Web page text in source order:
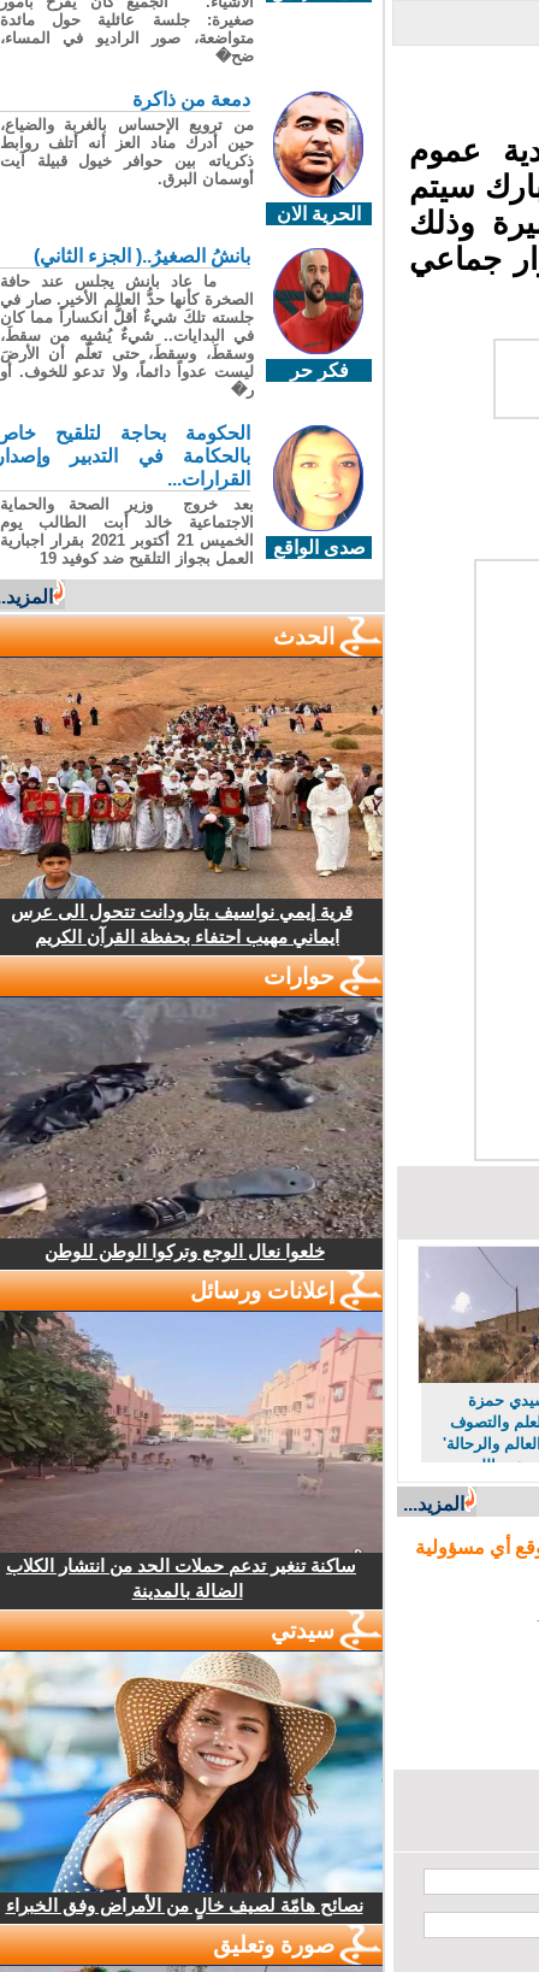
عموم
سيتم
وذلك
وفق قرار جماعي
حمزة
والتصوف
والرحالة'
الله
المزيد...
أي مسؤولية
صغيرة: جلسة عائلية حول مائدة
متواضعة، صور الراديو في المساء،
ضح�
الحرية الان
دمعة من ذاكرة
من ترويع الإحساس بالغربة والضياع،
حين أدرك مناد العز أنه أتلف روابط
ذكرياته بين حوافر خيول قبيلة آيت
أوسمان البرق.
فكر حر
بانشُ الصغيرُ..( الجزء الثاني)
ما عاد بانش يجلس عند حافة
الصخرة كأنها حدُّ العالم الأخير. صار في
جلسته تلكَ شيءٌ أقلُّ انكساراً مما كان
في البدايات.. شيءٌ يُشبِه من سقطَ،
وسقطَ، وسقطَ، حتى تعلّم أن الأرضَ
ليست عدواً دائماً، ولا تدعو للخوف. أو
ر�
صدى الواقع
الحكومة بحاجة لتلقيح خاص
بالحكامة في التدبير وإصدار
القرارات...
بعد خروج وزير الصحة والحماية
الاجتماعية خالد أبت الطالب يوم
الخميس 21 أكتوبر 2021 بقرار اجبارية
العمل بجواز التلقيح ضد كوفيد 19
المزيد...
الحدث
قرية إيمي نواسيف بتارودانت تتحول الى عرس
ايماني مهيب احتفاء بحفظة القرآن الكريم
حوارات
خلعوا نعال الوجع وتركوا الوطن للوطن
إعلانات ورسائل
ساكنة تنغير تدعم حملات الحد من انتشار الكلاب
الضالة بالمدينة
سيدتي
نصائح هامّة لصيف خالٍ من الأمراض وفق الخبراء
صورة وتعليق